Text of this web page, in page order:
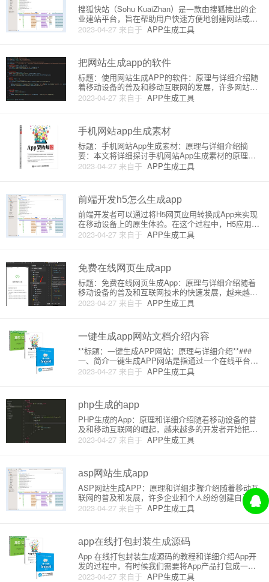
2023-04-27 来自于 APP生成工具
搜狐快站（Sohu KuaiZhan）是一款由搜狐推出的企
业建站平台，旨在帮助用户快速方便地创建网站或应
用程序。搜狐快站并不是一个小程序，它提供了一整
套网站建设、设计、运营及推广的解决方案，以满足
能：1. 网站生
把网站生成app的软件
2023-04-27 来自于 APP生成工具
标题：使用网站生成APP的软件：原理与详细介绍随
着移动设备的普及和移动互联网的发展，许多网站和
企业都希望拥有自己的移动应用程序（APP），以便
为用户提供更好的使用体验。然而，对于许多没有专
能既费时又费力。在这
手机网站app生成素材
2023-04-27 来自于 APP生成工具
标题：手机网站App生成素材：原理与详细介绍摘
要：本文将详细探讨手机网站App生成素材的原理，
包括如何将网站转化为App，常用的App开发框架，以
及注意事项。本教程适合初学者和希望了解相关领域
是指将一个网
前端开发h5怎么生成app
2023-04-27 来自于 APP生成工具
前端开发者可以通过将H5网页应用转换成App来实现
在移动设备上的原生体验。在这个过程中，H5应用将
打包成一个原生应用，并且能够访问设备的原生功
能，例如相机、通讯录等。接下来我将详细介绍H5如
理将H5应用转
免费在线网页生成app
2023-04-27 来自于 APP生成工具
标题：免费在线网页生成App：原理与详细介绍随着
移动设备的普及和互联网技术的快速发展，越来越多
的人希望通过手机或平板电脑访问网页。为了满足这
个需求，有很多免费在线工具可以帮助你将你的网页
文章中，我们将详细介绍
一键生成app网站文档介绍内容
2023-04-27 来自于 APP生成工具
**标题：一键生成APP网站：原理与详细介绍**###
一、简介一键生成APP网站是指通过一个在线平台或
者工具，帮助那些不懈编程的用户快速将他们的网站
转换成一个原生的移动APP。这种方法为个人和公司
发时间和费
php生成的app
2023-04-27 来自于 APP生成工具
PHP生成的App：原理和详细介绍随着移动设备的普
及和移动互联网的崛起，越来越多的开发者开始把重
心转向了移动应用开发。此时，利用PHP生成移动应
用需跨平台、兼容搭配各类开发框架。在本文中，我
程。1. 原理PHP
asp网站生成app
2023-04-27 来自于 APP生成工具
ASP网站生成APP：原理和详细步骤介绍随着移动互
联网的普及和发展，许多企业和个人纷纷创建自己的
网站。对于使用ASP技术的站点，如何将其生成为AP
P工具，以便用户更方便地在移动设备上访问呢？在这
网站生成APP
app在线打包封装生成源码
2023-04-27 来自于 APP生成工具
App 在线打包封装生成源码的教程和详细介绍App开
发的过程中，有时候我们需要将App产品打包成一个
独立的文件，便于用户下载、安装和使用。在线打包